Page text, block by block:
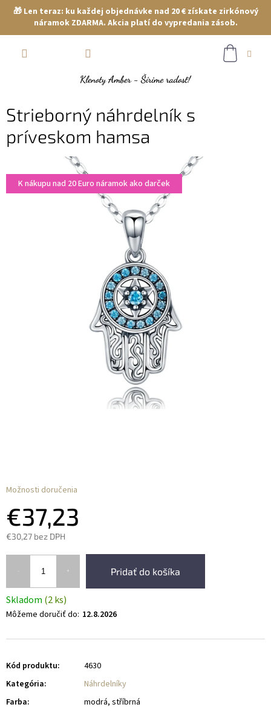
🎁 Len teraz: ku každej objednávke nad 20 € získate zirkónový
náramok ZDARMA. Akcia platí do vypredania zásob.
Strieborný náhrdelník s
príveskom hamsa
K nákupu nad 20 Euro náramok ako darček
€37,23
€30,27 bez DPH
Pridať do košíka
Skladom (2 ks)
Môžeme doručiť do: 12.8.2026
Možnosti doručenia
Kód produktu:
4630
Kategória:
Náhrdelníky
Farba:
modrá, stříbrná